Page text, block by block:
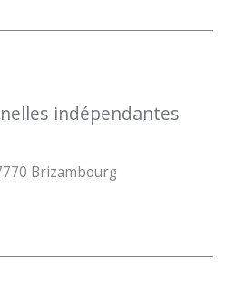
indépendantes
Brizambourg